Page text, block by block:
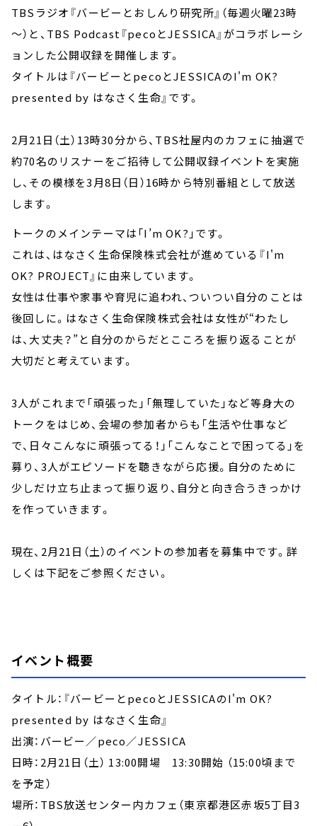
TBSラジオ『バービーとおしんり研究所』（毎週火曜23時
～）と、TBS Podcast『pecoとJESSICA』がコラボレーシ
ョンした公開収録を開催します。
タイトルは『バービーとpecoとJESSICAのI'm OK?
presented by はなさく生命』です。
2月21日（土）13時30分から、TBS社屋内のカフェに抽選で
約70名のリスナーをご招待して公開収録イベントを実施
し、その模様を3月8日（日）16時から特別番組として放送
します。
トークのメインテーマは「I’m OK?」です。
これは、はなさく生命保険株式会社が進めている『I'm
OK? PROJECT』に由来しています。
女性は仕事や家事や育児に追われ、ついつい自分のことは
後回しに。はなさく生命保険株式会社は女性が“わたし
は、大丈夫？”と自分のからだとこころを振り返ることが
大切だと考えています。
3人がこれまで「頑張った」「無理していた」など等身大の
トークをはじめ、会場の参加者からも「生活や仕事など
で、日々こんなに頑張ってる！」「こんなことで困ってる」を
募り、3人がエピソードを聴きながら応援。自分のために
少しだけ立ち止まって振り返り、自分と向き合うきっかけ
を作っていきます。
現在、2月21日（土）のイベントの参加者を募集中です。詳
しくは下記をご参照ください。
イベント概要
タイトル：『バービーとpecoとJESSICAのI'm OK?
presented by はなさく生命』
出演：バービー／peco／JESSICA
日時：2月21日（土） 13:00開場 13:30開始 （15:00頃まで
を予定）
場所：TBS放送センター内カフェ（東京都港区赤坂5丁目3